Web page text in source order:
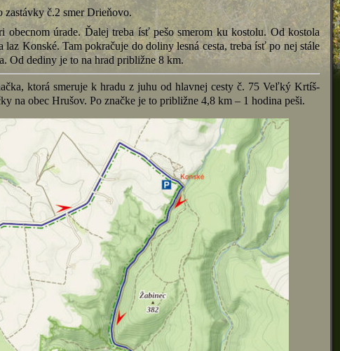
č.2 smer Drieňovo.
úrade. Ďalej treba ísť pešo smerom ku kostolu. Od kostola
Konské. Tam pokračuje do doliny lesná cesta, treba ísť po nej stále
Od dediny je to na hrad približne 8 km.
ktorá smeruje k hradu z juhu od hlavnej cesty č. 75 Veľký Krtíš-
na obec Hrušov. Po značke je to približne 4,8 km – 1 hodina peši.